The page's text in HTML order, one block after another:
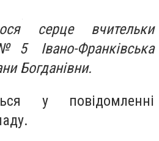
серце вчительки
Івано-Франківська
Богданівни.
у повідомленні